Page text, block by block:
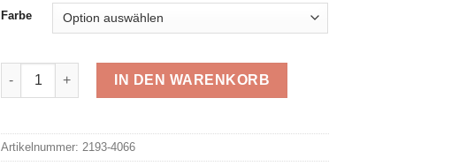
Farbe
Bierbaum Mako-Satin 4066 Menge
IN DEN WARENKORB
Artikelnummer: 2193-4066